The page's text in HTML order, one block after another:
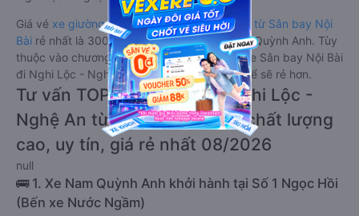
Giá vé xe giường nằm đi Nghi Lộc - Nghệ An từ Sân bay Nội
Bài rẻ nhất là 300000VND của hãng xe Nam Quỳnh Anh. Tùy
thuộc vào chương trình khuyến mãi, giá vé Xe Sân bay Nội Bài
đi Nghi Lộc - Nghệ An giường nằm này có thể sẽ rẻ hơn.
Tư vấn TOP 2 xe khách đi Nghi Lộc -
Nghệ An từ Sân bay Nội Bài chất lượng
cao, uy tín, giá rẻ nhất 08/2026
null
🚌 1. Xe Nam Quỳnh Anh khởi hành tại Số 1 Ngọc Hồi
(Bến xe Nước Ngầm)